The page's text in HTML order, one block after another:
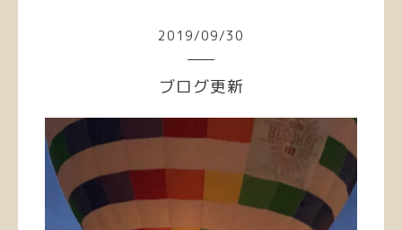
2019/09/30
ブログ更新